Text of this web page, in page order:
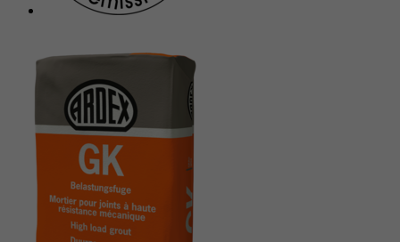
reCAPTCHA setzt ein notwendiges Cookie
Risikoanalyse ausgeführt wird.